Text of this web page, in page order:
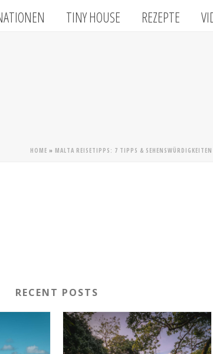
TINY HOUSE REZEPTE
HOME » MALTA REISETIPPS: 7 TIPPS &
RECENT POSTS